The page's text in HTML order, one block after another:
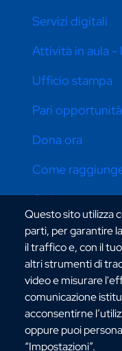
Questo sito utilizza
parti, per garantire
il traffico e, con il
altri strumenti di
video e misurare
comunicazione
acconsentirne
oppure puoi
“Impostazioni”.
CONTATTI ATENEO
Servizi digitali
Attività in aula -
Ufficio stampa
Pari opportunità
Dona ora
Come
Online store